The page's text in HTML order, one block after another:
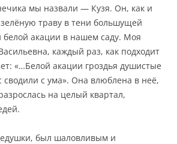
мы назвали — Кузя. Он, как и
траву в тени большущей
белой акации в нашем саду. Моя
каждый раз, как подходит
«…Белой акации гроздья душистые
сводили с ума». Она влюблена в неё,
на целый квартал,
был шаловливым и